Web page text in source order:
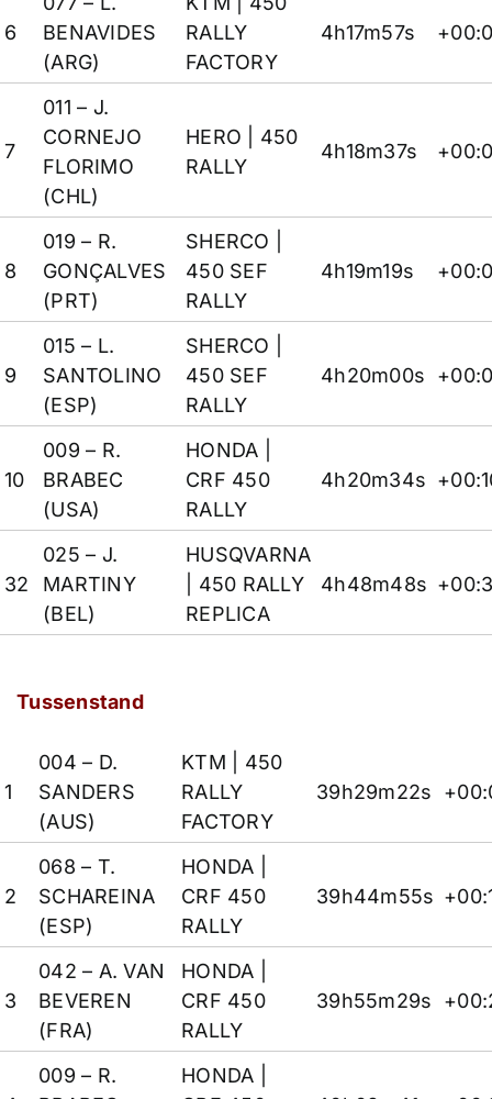
6
BENAVIDES
(ARG)
RALLY
FACTORY
4h17m57s
7
011 – J.
CORNEJO
FLORIMO
(CHL)
HERO
| 450
RALLY
4h18m37s
8
019 – R.
GONÇALVES
(PRT)
SHERCO
450 SEF
RALLY
4h19m19s
9
015 – L.
SANTOLINO
(ESP)
SHERCO
450 SEF
RALLY
4h20m00s
10
009 – R.
BRABEC
(USA)
HONDA
CRF 450
RALLY
4h20m34s
32
025 – J.
MARTINY
(BEL)
HUSQVARNA
| 450 RALLY
REPLICA
4h48m48s
Tussenstand
1
004 – D.
SANDERS
(AUS)
KTM | 450
RALLY
FACTORY
39h29m22s
2
068 – T.
SCHAREINA
(ESP)
HONDA
CRF 450
RALLY
39h44m55s
3
042 – A. VAN
BEVEREN
(FRA)
HONDA
CRF 450
RALLY
39h55m29s
009 – R.
HONDA